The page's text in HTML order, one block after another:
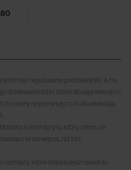
forma i regulowane podłokietniki. A na
i drewniane nóżki, które dodają lekkości i
te cechy na pierwszy rzut oka składają
to król sprytu, który, mimo że
o wiele więcej, niż inni.
rozmiary, które dopasujesz nawet do